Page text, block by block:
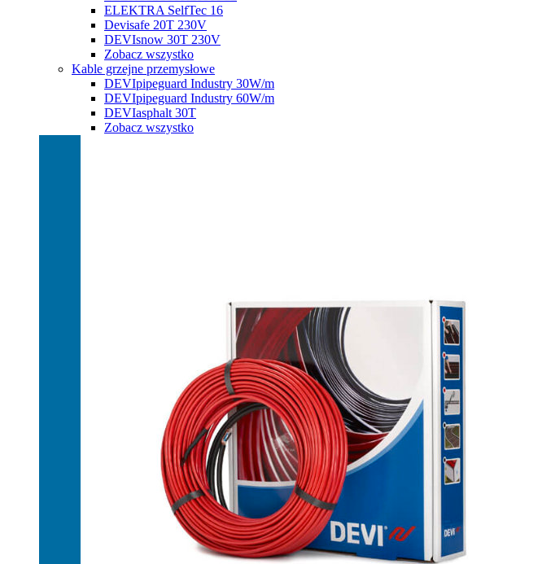
ELEKTRA SelfTec 16
Devisafe 20T 230V
DEVIsnow 30T 230V
Zobacz wszystko
Kable grzejne przemysłowe
DEVIpipeguard Industry 30W/m
DEVIpipeguard Industry 60W/m
DEVIasphalt 30T
Zobacz wszystko